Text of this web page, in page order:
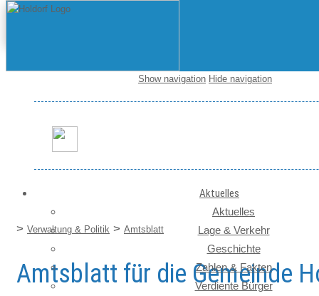
Show navigation Hide navigation
Aktuelles
Aktuelles
Lage & Verkehr
Geschichte
Zahlen & Fakten
Verdiente Bürger
> Verwaltung & Politik > Amtsblatt
Amtsblatt für die Gemeinde